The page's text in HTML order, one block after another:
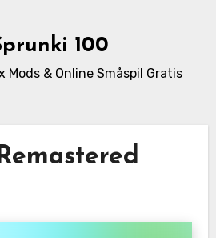
100
Mods & Online Småspil Gratis